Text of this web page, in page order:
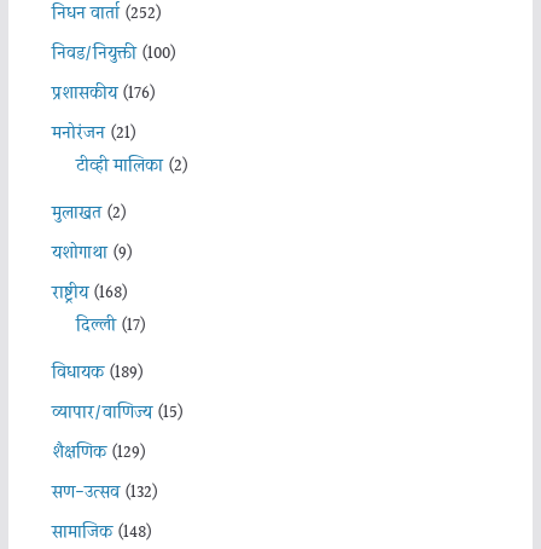
निधन वार्ता(252)
निवड/नियुक्ती(100)
प्रशासकीय(176)
मनोरंजन(21)
टीव्ही मालिका(2)
मुलाखत(2)
यशोगाथा(9)
राष्ट्रीय(168)
दिल्ली(17)
विधायक(189)
व्यापार/वाणिज्य(15)
शैक्षणिक(129)
सण-उत्सव(132)
सामाजिक(148)